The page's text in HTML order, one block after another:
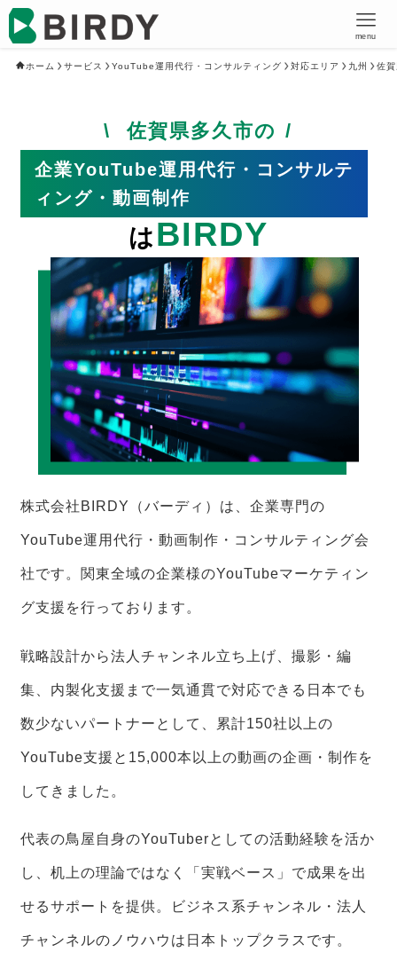
menu
ホーム サービス YouTube運用代行・コンサルティング 対応エリア 九州 佐
佐賀県多久市の
企業YouTube運用代行・コンサルテ
ィング・動画制作
はBIRDY
株式会社BIRDY（バーディ）は、企業専門の
YouTube運用代行・動画制作・コンサルティング会
社です。関東全域の企業様のYouTubeマーケティン
グ支援を行っております。
戦略設計から法人チャンネル立ち上げ、撮影・編
集、内製化支援まで一気通貫で対応できる日本でも
数少ないパートナーとして、累計150社以上の
YouTube支援と15,000本以上の動画の企画・制作を
してきました。
代表の鳥屋自身のYouTuberとしての活動経験を活か
し、机上の理論ではなく「実戦ベース」で成果を出
せるサポートを提供。ビジネス系チャンネル・法人
チャンネルのノウハウは日本トップクラスです。